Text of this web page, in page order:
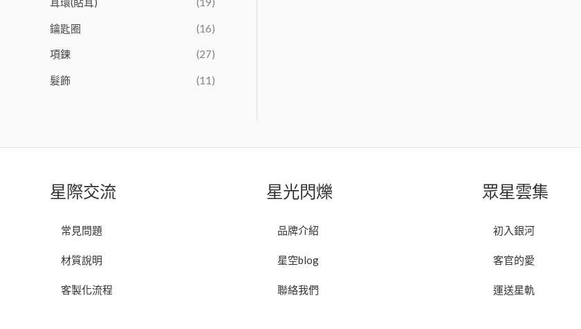
鑰匙圈 (16)
項鍊 (27)
髮飾 (11)
星際交流
常見問題
材質說明
客製化流程
星光閃爍
品牌介紹
星空blog
聯絡我們
眾星雲集
初入銀河
客官的愛
運送星軌